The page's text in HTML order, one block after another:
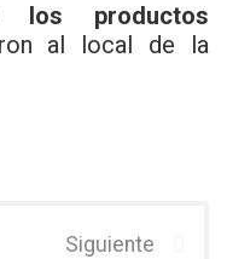
los productos
al local de la
Siguiente